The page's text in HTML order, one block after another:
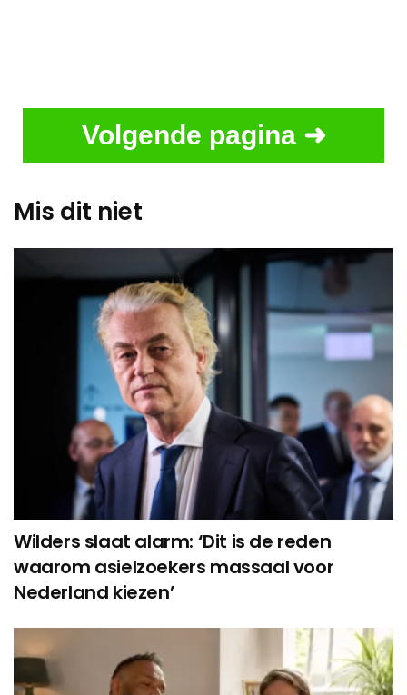
Volgende pagina ➜
Mis dit niet
Wilders slaat alarm: ‘Dit is de reden
waarom asielzoekers massaal voor
Nederland kiezen’